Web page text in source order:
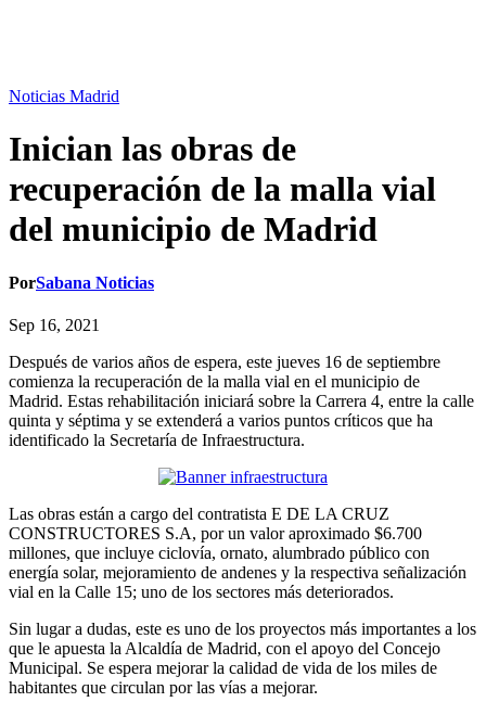
Noticias Madrid
Inician las obras de
recuperación de la malla vial
del municipio de Madrid
PorSabana Noticias
Sep 16, 2021
Después de varios años de espera, este jueves 16 de septiembre
comienza la recuperación de la malla vial en el municipio de
Madrid. Estas rehabilitación iniciará sobre la Carrera 4, entre la calle
quinta y séptima y se extenderá a varios puntos críticos que ha
identificado la Secretaría de Infraestructura.
Las obras están a cargo del contratista E DE LA CRUZ
CONSTRUCTORES S.A, por un valor aproximado $6.700
millones, que incluye ciclovía, ornato, alumbrado público con
energía solar, mejoramiento de andenes y la respectiva señalización
vial en la Calle 15; uno de los sectores más deteriorados.
Sin lugar a dudas, este es uno de los proyectos más importantes a los
que le apuesta la Alcaldía de Madrid, con el apoyo del Concejo
Municipal. Se espera mejorar la calidad de vida de los miles de
habitantes que circulan por las vías a mejorar.